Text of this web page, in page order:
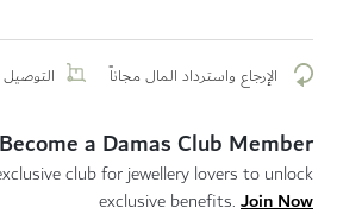
الإرجاع واسترداد المال مجاناً التوصيل خلال
Become a Damas Club Member
club for jewellery lovers to unlock
exclusive benefits. Join Now